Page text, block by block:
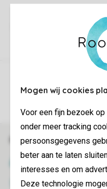
Mogen wij cookies
Voor een fijn bezoek
onder meer tracking
persoonsgegevens
beter aan te laten
interesses en om
Deze technologie
Réservations en ligne
Transmission